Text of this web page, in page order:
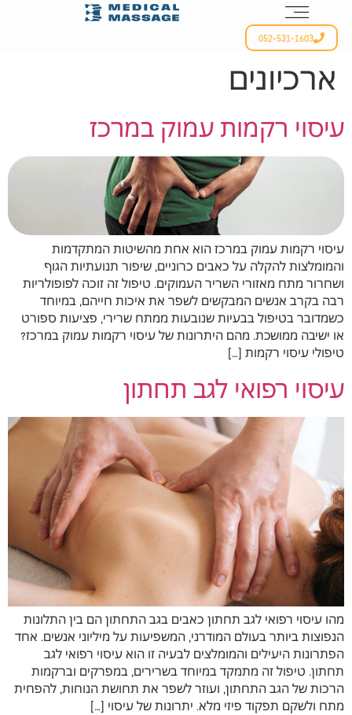
052-531-1603
ארכיונים
עיסוי רקמות עמוק במרכז
עיסוי רקמות עמוק במרכז הוא אחת מהשיטות המתקדמות
והמומלצות להקלה על כאבים כרוניים, שיפור תנועתיות הגוף
ושחרור מתח מאזורי השריר העמוקים. טיפול זה זוכה לפופולריות
רבה בקרב אנשים המבקשים לשפר את איכות חייהם, במיוחד
כשמדובר בטיפול בבעיות שנובעות ממתח שרירי, פציעות ספורט
או ישיבה ממושכת. מהם היתרונות של עיסוי רקמות עמוק במרכז?
טיפולי עיסוי רקמות […]
עיסוי רפואי לגב תחתון
מהו עיסוי רפואי לגב תחתון כאבים בגב התחתון הם בין התלונות
הנפוצות ביותר בעולם המודרני, המשפיעות על מיליוני אנשים. אחד
הפתרונות היעילים והמומלצים לבעיה זו הוא עיסוי רפואי לגב
תחתון. טיפול זה מתמקד במיוחד בשרירים, במפרקים וברקמות
הרכות של הגב התחתון, ועוזר לשפר את תחושת הנוחות, להפחית
מתח ולשקם תפקוד פיזי מלא. יתרונות של עיסוי […]